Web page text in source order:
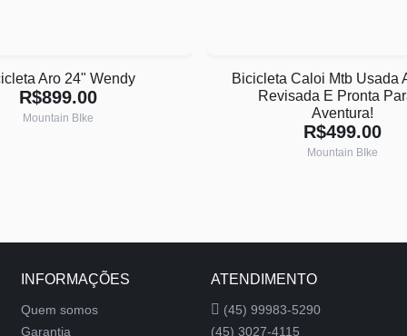
Aro 24" Wendy
R$899.00
Mountain BIke
Bicicleta Caloi Mtb Usada
Revisada E Pronta
Aventura!
R$499.00
Mountain BIke
INFORMAÇÕES
Quem somos
Garantia
ATENDIMENTO
(45) 99983-5290
(45) 3027-4115